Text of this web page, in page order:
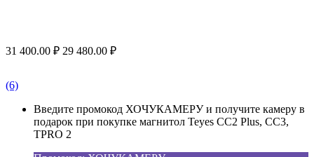
31 400.00 ₽ 29 480.00 ₽
(6)
Введите промокод ХОЧУКАМЕРУ и получите камеру в
подарок при покупке магнитол Teyes CC2 Plus, CC3,
TPRO 2